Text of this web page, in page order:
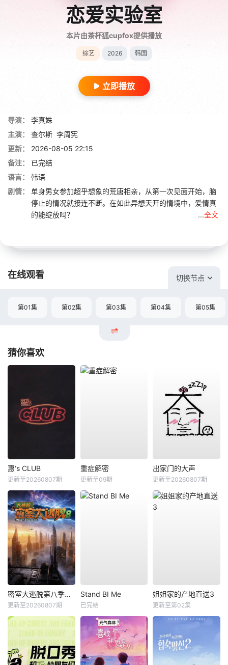
恋爱实验室
本片由茶杯狐cupfox提供播放
综艺 2026 韩国
立即播放
导演：
李真姝
主演：
查尔斯 李周宪
更新：
2026-08-05 22:15
备注：
已完结
语言：
韩语
剧情：
单身男女参加超乎想象的荒唐相亲，从第一次见面开始，脑
停止的情况就接连不断。在如此异想天开的情境中，爱情真
的能绽放吗？ ...全文
在线观看 切换节点
第01集 第02集 第03集 第04集 第05集
猜你喜欢
惠‘s CLUB
更新至20260807期
重症解密
更新至09期
出家门的大声
更新至20260807期
密室大逃脱第八季大神版
更新至20260807期
Stand BI Me
已完结
姐姐家的产地直送3
更新至第02集